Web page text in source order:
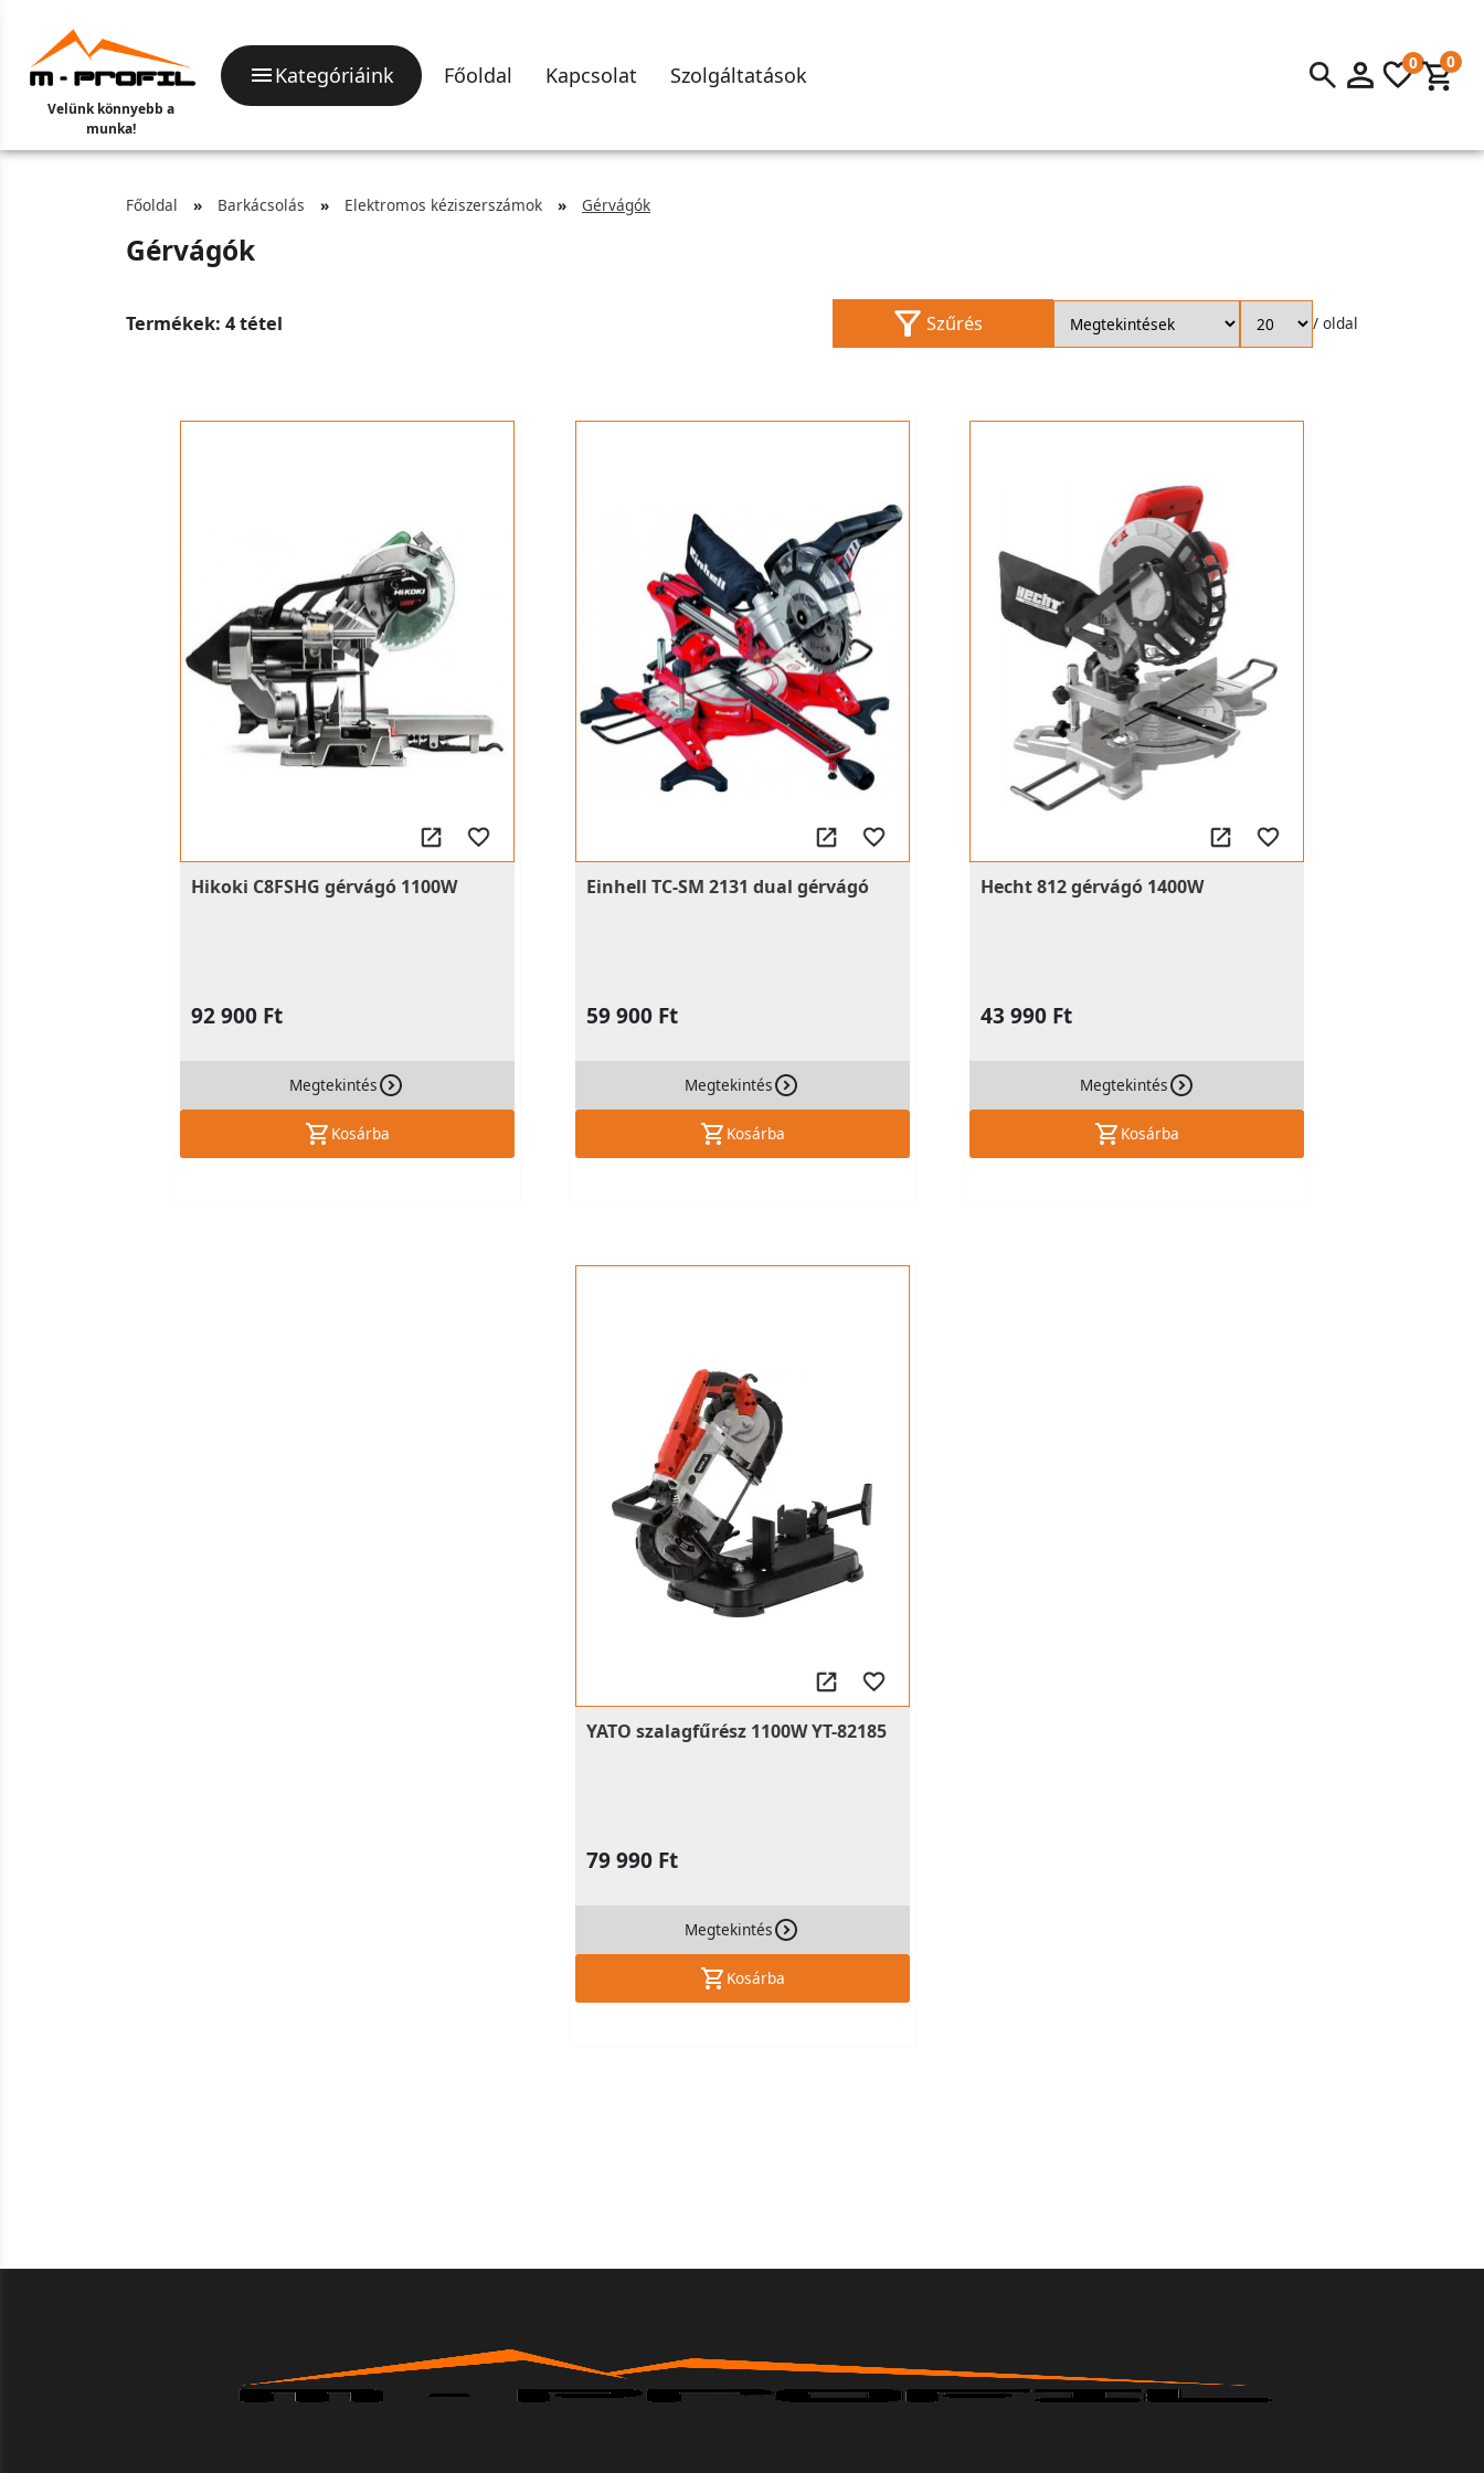
Velünk könnyebb a
munka!
Kategóriáink Főoldal Kapcsolat Szolgáltatások 0 0
Főoldal Barkácsolás Elektromos kéziszerszámok Gérvágók
Gérvágók
Termékek: 4 tétel Szűrés / oldal
Hikoki C8FSHG gérvágó 1100W
92 900 Ft
Megtekintés
Kosárba
Einhell TC-SM 2131 dual gérvágó
59 900 Ft
Megtekintés
Kosárba
Hecht 812 gérvágó 1400W
43 990 Ft
Megtekintés
Kosárba
YATO szalagfűrész 1100W YT-82185
79 990 Ft
Megtekintés
Kosárba